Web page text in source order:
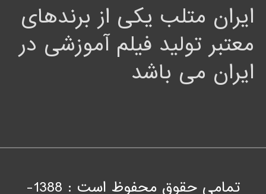
ایران متلب یکی از برندهای
معتبر تولید فیلم آموزشی در
ایران می باشد
تمامی حقوق محفوظ است : 1388-